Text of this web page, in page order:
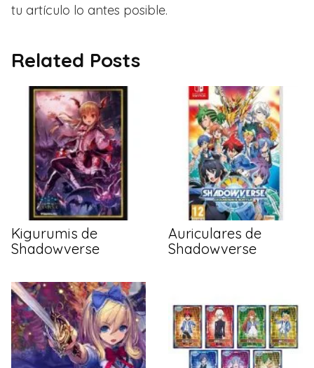
tu artículo lo antes posible.
Related Posts
Kigurumis de
Shadowverse
Auriculares de
Shadowverse